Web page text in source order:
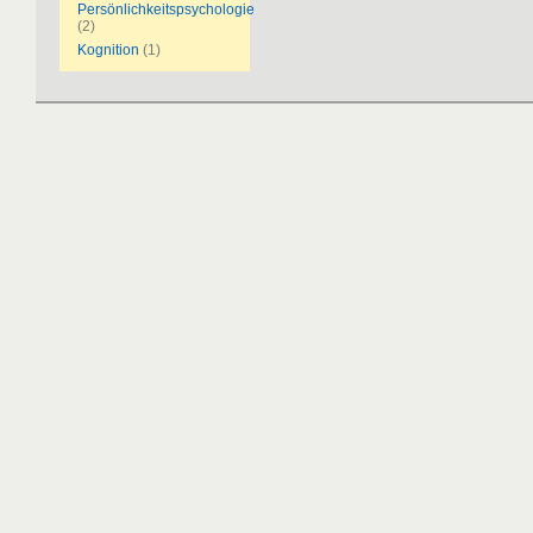
Persönlichkeitspsychologie
(2)
Kognition (1)